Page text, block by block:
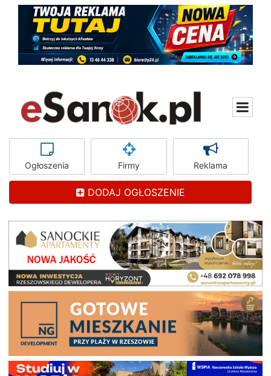
Ogłoszenia Firmy Reklama
DODAJ OGŁOSZENIE